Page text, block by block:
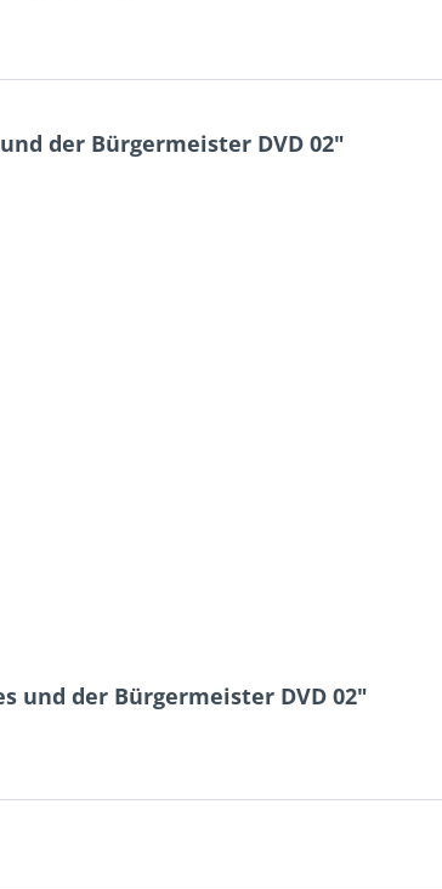
der Bürgermeister DVD 02"
und der Bürgermeister DVD 02"